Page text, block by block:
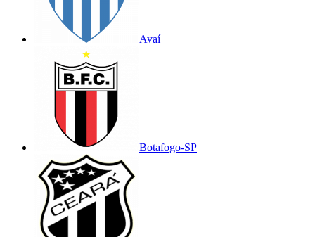
Avaí
Botafogo-SP